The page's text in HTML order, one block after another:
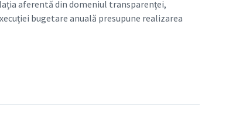
aferentă din domeniul transparenței,
bugetare anuală presupune realizarea